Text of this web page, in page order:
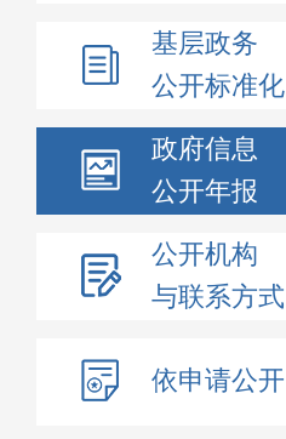
基层政务
公开标准化
政府信息
公开年报
公开机构
与联系方式
依申请公开